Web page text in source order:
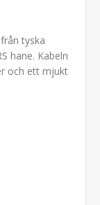
tyska
hane. Kabeln
och ett mjukt